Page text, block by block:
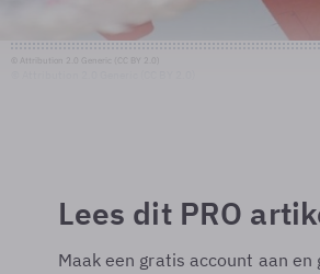
© Attribution 2.0 Generic (CC BY 2.0)
Lees dit PRO
Maak een gratis account aan en